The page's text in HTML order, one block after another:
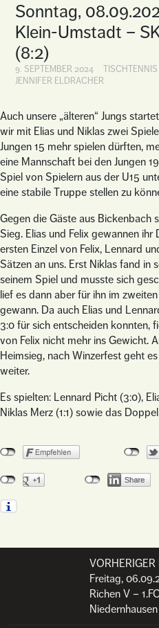
Sonntag,
Klein-Umstadt –
(8:2)
9. SEPTEMBER 2024 TISCHTENNIS
JENNIFER ELDRACHER
Auch unsere „älteren“ Jungs
wir mit Elias und Niklas zwei
Jungen 15 mehr spielen dürften,
eine Mannschaft bei den Jungen
Spiel von Spielern aus der U15
eine stabile Truppe stellen zu
Gegen die Gäste aus Bickenbach
Sieg. Elias und Felix gewannen
ersten Einzel von Felix, Lennard
Sätzen an uns. Erst Niklas fand in
seinem Spiel und musste sich
lief es dann aber für ihn im
gewann. Da auch Elias und
3:0 für sich entscheiden konnten,
von Felix nicht mehr ins Gewicht.
Heimsieg, nach Winzerfest geht
weiter.
Es spielten: Lennard Picht (3:0),
Niklas Merz (1:1) sowie das
Post navigation
Freitag,
Richen V – 1.FC